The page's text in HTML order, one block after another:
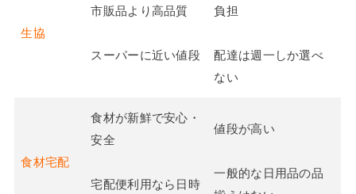
生協
市販品より高品質
スーパーに近い値段
負担
配達は週一しか選べ
ない
食材宅配
食材が新鮮で安心・
安全
宅配便利用なら日時
値段が高い
一般的な日用品の品